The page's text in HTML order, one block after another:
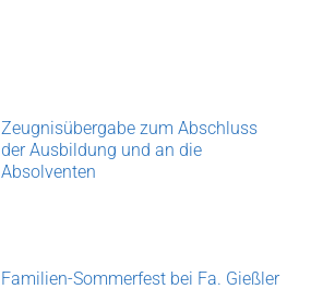
Zeugnisübergabe zum Abschluss
der Ausbildung und an die
Absolventen
Familien-Sommerfest bei Fa. Gießler